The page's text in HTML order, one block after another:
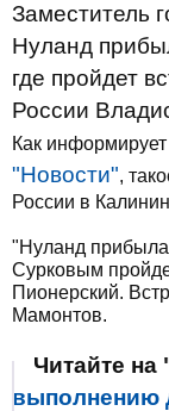
Заместитель
Нуланд
где пройдет
России
Как информирует
"Новости",
России в
"Нуланд прибыла
Сурковым
Пионерский.
Мамонтов.
Читайте
выполнению